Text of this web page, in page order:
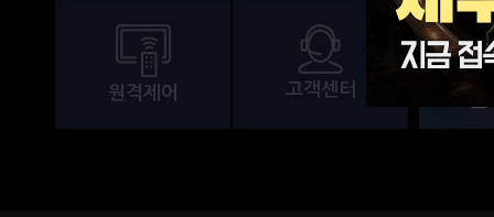
원격제어 고객센터
다수
돌진
조